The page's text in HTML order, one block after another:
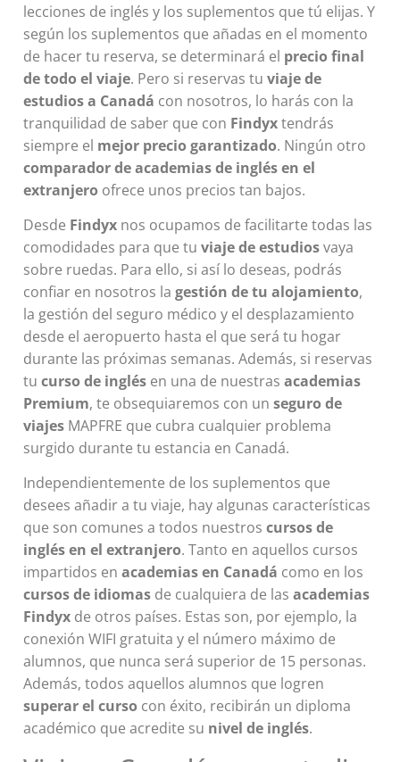
lecciones de inglés y los suplementos que tú elijas. Y
según los suplementos que añadas en el momento
de hacer tu reserva, se determinará el precio final
de todo el viaje. Pero si reservas tuviaje de
estudios a Canadá con nosotros, lo harás con la
tranquilidad de saber que con Findyxtendrás
siempre el mejor precio garantizado. Ningún otro
comparador de academias de inglés en el
extranjero ofrece unos precios tan bajos.
Desde Findyx nos ocupamos de facilitarte todas las
comodidades para que tuviaje de estudiosvaya
sobre ruedas. Para ello, si así lo deseas, podrás
confiar en nosotros lagestión de tu alojamiento,
la gestión del seguro médico y el desplazamiento
desde el aeropuerto hasta el que será tu hogar
durante las próximas semanas. Además, si reservas
tucurso de inglés en una de nuestrasacademias
Premium, te obsequiaremos con unseguro de
viajes MAPFRE que cubra cualquier problema
surgido durante tu estancia en Canadá.
Independientemente de los suplementos que
desees añadir a tu viaje, hay algunas características
que son comunes a todos nuestroscursos de
inglés en el extranjero. Tanto en aquellos cursos
impartidos enacademias en Canadá como en los
cursos de idiomas de cualquiera de lasacademias
Findyx de otros países. Estas son, por ejemplo, la
conexión WIFI gratuita y el número máximo de
alumnos, que nunca será superior de 15 personas.
Además, todos aquellos alumnos que logren
superar el curso con éxito, recibirán un diploma
académico que acredite su nivel de inglés.